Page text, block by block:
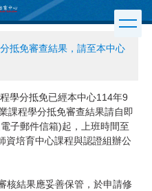
抵免審查結果，請至本中心
學分抵免已經本中心114年9
課程學分抵免審查結果請自即
子郵件信箱)起，上班時間至
資培育中心課程與認證組辦公
核結果應妥善保管，於申請修